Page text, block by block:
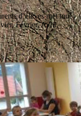
d’élèves met tout
Février, Avril,